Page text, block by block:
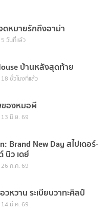
ดหมายรักถึงอาม่า
5 วันที่แล้ว
บ้านหลังสุดท้าย
18 ชั่วโมงที่แล้ว
องหมอผี
13 มิ.ย. 69
Brand New Day สไปเดอร์-
นิว เดย์
26 ก.ค. 69
วหวาน ระเบียบวาทะศิลป์
14 มี.ค. 69